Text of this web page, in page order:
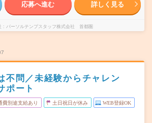
応募へ進む 詳しく見る
パーソルテンプスタッフ株式会社 首都圏
不問／未経験からチャレン
ポート
費別途支給あり 土日祝日が休み WEB登録OK